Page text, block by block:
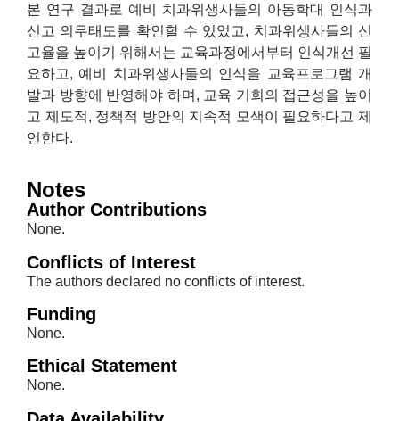
본 연구 결과로 예비 치과위생사들의 아동학대 인식과
신고 의무태도를 확인할 수 있었고, 치과위생사들의 신
고율을 높이기 위해서는 교육과정에서부터 인식개선 필
요하고, 예비 치과위생사들의 인식을 교육프로그램 개
발과 방향에 반영해야 하며, 교육 기회의 접근성을 높이
고 제도적, 정책적 방안의 지속적 모색이 필요하다고 제
언한다.
Notes
Author Contributions
None.
Conflicts of Interest
The authors declared no conflicts of interest.
Funding
None.
Ethical Statement
None.